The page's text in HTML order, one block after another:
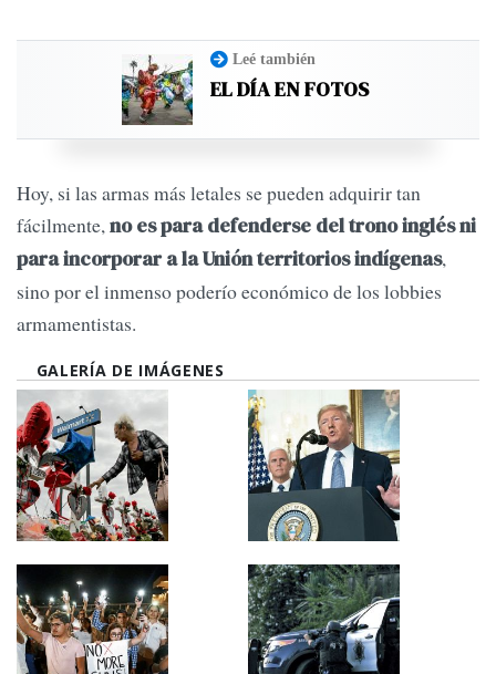
Leé también
EL DÍA EN FOTOS
Hoy, si las armas más letales se pueden adquirir tan
fácilmente,no es para defenderse del trono inglés ni
para incorporar a la Unión territorios indígenas,
sino por el inmenso poderío económico de los lobbies
armamentistas.
GALERÍA DE IMÁGENES